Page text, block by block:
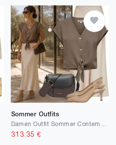
Sommer Outfits
313.35 €